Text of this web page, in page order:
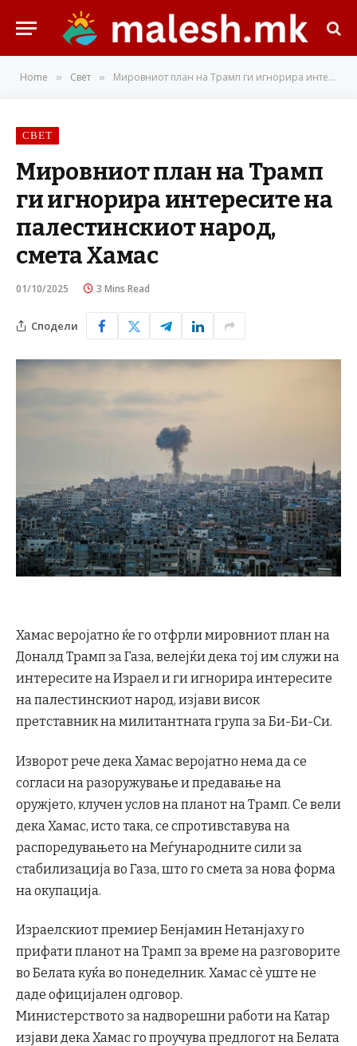
Home » Свет » Мировниот план на Трамп ги игнорира интересите на палестинскиот народ, смета Хамас
СВЕТ
Мировниот план на Трамп
ги игнорира интересите на
палестинскиот народ,
смета Хамас
01/10/2025 3 Mins Read
Сподели
Хамас веројатно ќе го отфрли мировниот план на
Доналд Трамп за Газа, велејќи дека тој им служи на
интересите на Израел и ги игнорира интересите
на палестинскиот народ, изјави висок
претставник на милитантната група за Би-Би-Си.
Изворот рече дека Хамас веројатно нема да се
согласи на разоружување и предавање на
оружјето, клучен услов на планот на Трамп. Се вели
дека Хамас, исто така, се спротивставува на
распоредувањето на Меѓународните сили за
стабилизација во Газа, што го смета за нова форма
на окупација.
Израелскиот премиер Бенјамин Нетанјаху го
прифати планот на Трамп за време на разговорите
во Белата куќа во понеделник. Хамас сè уште не
даде официјален одговор.
Министерството за надворешни работи на Катар
изјави дека Хамас го проучува предлогот на Белата